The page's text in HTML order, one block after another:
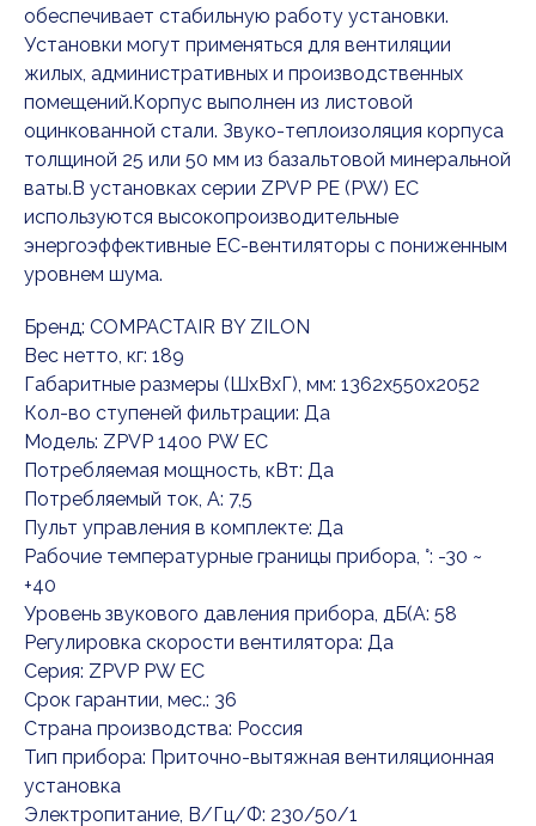
обеспечивает стабильную работу установки.
Установки могут применяться для вентиляции
жилых, административных и производственных
помещений.Корпус выполнен из листовой
оцинкованной стали. Звуко-теплоизоляция корпуса
толщиной 25 или 50 мм из базальтовой минеральной
ваты.В установках серии ZPVP PE (PW) EC
используются высокопроизводительные
энергоэффективные ЕС-вентиляторы с пониженным
уровнем шума.
Бренд: COMPACTAIR BY ZILON
Вес нетто, кг: 189
Габаритные размеры (ШxВxГ), мм: 1362x550x2052
Кол-во ступеней фильтрации: Да
Модель: ZPVP 1400 PW EC
Потребляемая мощность, кВт: Да
Потребляемый ток, А: 7,5
Пульт управления в комплекте: Да
Рабочие температурные границы прибора, °: -30 ~
+40
Уровень звукового давления прибора, дБ(А: 58
Регулировка скорости вентилятора: Да
Серия: ZPVP PW EC
Срок гарантии, мес.: 36
Страна производства: Россия
Тип прибора: Приточно-вытяжная вентиляционная
установка
Электропитание, В/Гц/Ф: 230/50/1